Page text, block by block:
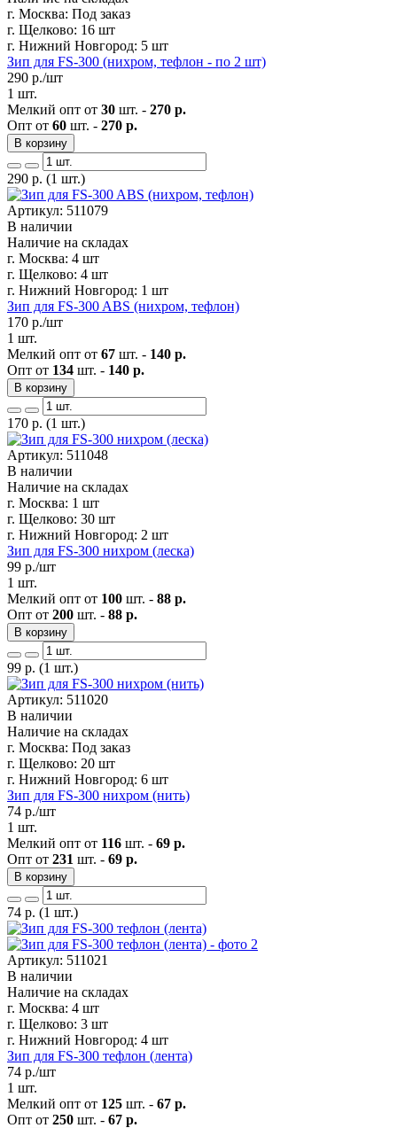
г. Москва: Под заказ
г. Щелково: 16 шт
г. Нижний Новгород: 5 шт
Зип для FS-300 (нихром, тефлон - по 2 шт)
290 р./шт
1 шт.
Мелкий опт от 30 шт. - 270 р.
Опт от 60 шт. - 270 р.
В корзину
290 р. (1 шт.)
Артикул: 511079
В наличии
Наличие на складах
г. Москва: 4 шт
г. Щелково: 4 шт
г. Нижний Новгород: 1 шт
Зип для FS-300 ABS (нихром, тефлон)
170 р./шт
1 шт.
Мелкий опт от 67 шт. - 140 р.
Опт от 134 шт. - 140 р.
В корзину
170 р. (1 шт.)
Артикул: 511048
В наличии
Наличие на складах
г. Москва: 1 шт
г. Щелково: 30 шт
г. Нижний Новгород: 2 шт
Зип для FS-300 нихром (леска)
99 р./шт
1 шт.
Мелкий опт от 100 шт. - 88 р.
Опт от 200 шт. - 88 р.
В корзину
99 р. (1 шт.)
Артикул: 511020
В наличии
Наличие на складах
г. Москва: Под заказ
г. Щелково: 20 шт
г. Нижний Новгород: 6 шт
Зип для FS-300 нихром (нить)
74 р./шт
1 шт.
Мелкий опт от 116 шт. - 69 р.
Опт от 231 шт. - 69 р.
В корзину
74 р. (1 шт.)
Артикул: 511021
В наличии
Наличие на складах
г. Москва: 4 шт
г. Щелково: 3 шт
г. Нижний Новгород: 4 шт
Зип для FS-300 тефлон (лента)
74 р./шт
1 шт.
Мелкий опт от 125 шт. - 67 р.
Опт от 250 шт. - 67 р.